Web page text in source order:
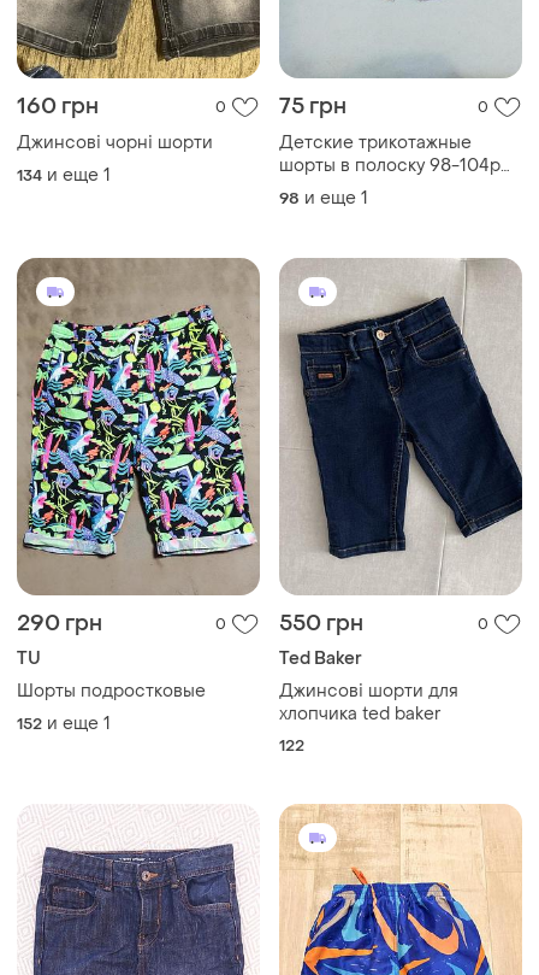
160 грн 0
Джинсові чорні шорти
134 и еще 1
75 грн 0
Детские трикотажные
шорты в полоску 98-104р
8232
98 и еще 1
290 грн 0
TU
Шорты подростковые
152 и еще 1
550 грн 0
Ted Baker
Джинсові шорти для
хлопчика ted baker
122